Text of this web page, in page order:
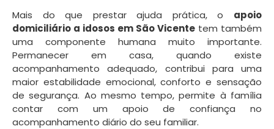
Mais do que prestar ajuda prática, o apoio
domiciliário a idosos em São Vicente tem também
uma componente humana muito importante.
Permanecer em casa, quando existe
acompanhamento adequado, contribui para uma
maior estabilidade emocional, conforto e sensação
de segurança. Ao mesmo tempo, permite à família
contar com um apoio de confiança no
acompanhamento diário do seu familiar.